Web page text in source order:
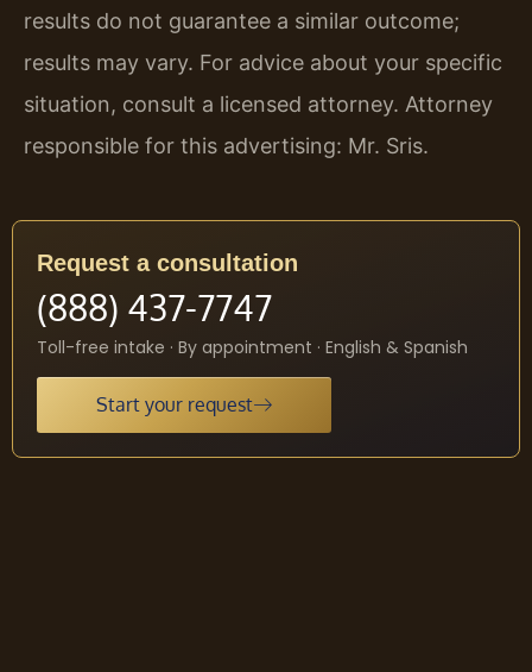
results do not guarantee a similar outcome;
results may vary. For advice about your specific
situation, consult a licensed attorney. Attorney
responsible for this advertising: Mr. Sris.
Request a consultation
(888) 437-7747
Toll-free intake · By appointment · English & Spanish
Start your request